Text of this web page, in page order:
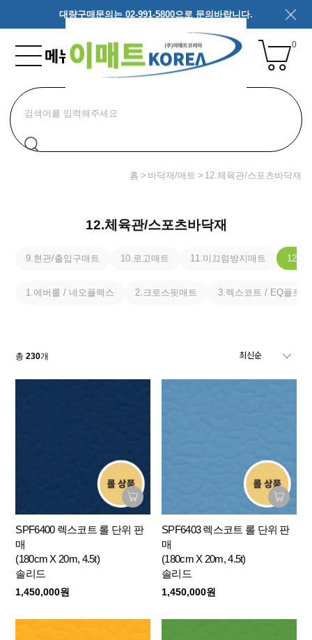
대량구매문의는 02-991-5800으로 문의바랍니다.
0
홈 바닥재/매트 12.체육관/스포츠바닥재
12.체육관/스포츠바닥재
9.현관/출입구매트 10.로고매트 11.미끄럼방지매트 12.체
1.에버롤 / 네오플렉스 2.크로스핏매트 3.렉스코트 / EQ플로어
총230개
SPF6400 렉스코트 롤 단위 판
매
(180cm X 20m, 4.5t)
솔리드
1,450,000원
SPF6403 렉스코트 롤 단위 판
매
(180cm X 20m, 4.5t)
솔리드
1,450,000원